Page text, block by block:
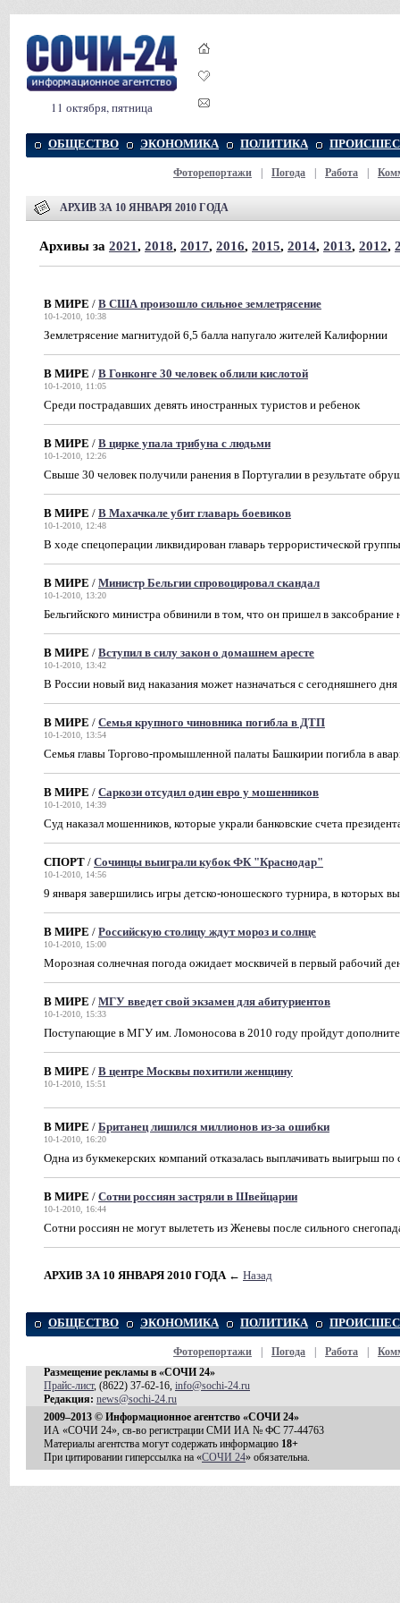
11 октября, пятница
ОБЩЕСТВО ЭКОНОМИКА ПОЛИТИКА
Фоторепортажи Погода Работа
АРХИВ ЗА 10 ЯНВАРЯ 2010 ГОДА
Архивы за 2021, 2018, 2017, 2016, 2015, 2014, 2013, 2012,
В МИРЕ / В США произошло сильное землетрясение
10-1-2010, 10:38
Землетрясение магнитудой 6,5 балла напугало жителей Калифорнии
В МИРЕ / В Гонконге 30 человек облили кислотой
10-1-2010, 11:05
Среди пострадавших девять иностранных туристов и ребенок
В МИРЕ / В цирке упала трибуна с людьми
10-1-2010, 12:26
Свыше 30 человек получили ранения в Португалии в результате
В МИРЕ / В Махачкале убит главарь боевиков
10-1-2010, 12:48
В ходе спецоперации ликвидирован главарь террористической
В МИРЕ / Министр Бельгии спровоцировал скандал
10-1-2010, 13:20
Бельгийского министра обвинили в том, что он пришел в заксобрание
В МИРЕ / Вступил в силу закон о домашнем аресте
10-1-2010, 13:42
В России новый вид наказания может назначаться с сегодняшнего дня
В МИРЕ / Семья крупного чиновника погибла в ДТП
10-1-2010, 13:54
Семья главы Торгово-промышленной палаты Башкирии погибла в
В МИРЕ / Саркози отсудил один евро у мошенников
10-1-2010, 14:39
Суд наказал мошенников, которые украли банковские счета
СПОРТ / Сочинцы выиграли кубок ФК "Краснодар"
10-1-2010, 14:56
9 января завершились игры детско-юношеского турнира, в которых
В МИРЕ / Российскую столицу ждут мороз и солнце
10-1-2010, 15:00
Морозная солнечная погода ожидает москвичей в первый рабочий
В МИРЕ / МГУ введет свой экзамен для абитуриентов
10-1-2010, 15:33
Поступающие в МГУ им. Ломоносова в 2010 году пройдут
В МИРЕ / В центре Москвы похитили женщину
10-1-2010, 15:51
В МИРЕ / Британец лишился миллионов из-за ошибки
10-1-2010, 16:20
Одна из букмекерских компаний отказалась выплачивать выигрыш по
В МИРЕ / Сотни россиян застряли в Швейцарии
10-1-2010, 16:44
Сотни россиян не могут вылететь из Женевы после сильного
АРХИВ ЗА 10 ЯНВАРЯ 2010 ГОДА ← Назад
ОБЩЕСТВО ЭКОНОМИКА ПОЛИТИКА
Фоторепортажи Погода Работа
Размещение рекламы в «СОЧИ 24»
Прайс-лист, (8622) 37-62-16, info@sochi-24.ru
Редакция: news@sochi-24.ru
2009–2013 © Информационное агентство «СОЧИ 24»
ИА «СОЧИ 24», св-во регистрации СМИ ИА № ФС 77-44763
Материалы агентства могут содержать информацию 18+
При цитировании гиперссылка на «СОЧИ 24» обязательна.